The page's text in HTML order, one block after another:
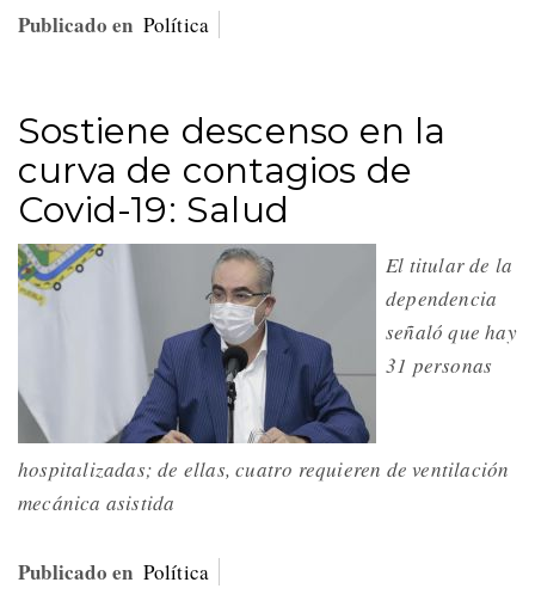
Publicado en Política
Sostiene descenso en la
curva de contagios de
Covid-19: Salud
El titular de la
dependencia
señaló que hay
31 personas
hospitalizadas; de ellas, cuatro requieren de ventilación
mecánica asistida
Publicado en Política